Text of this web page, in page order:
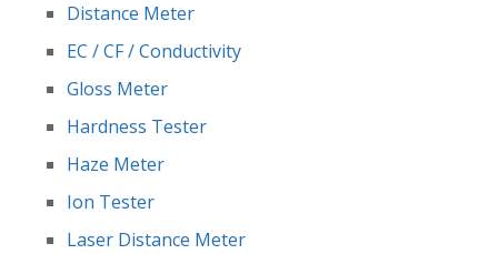
Distance Meter
EC / CF / Conductivity
Gloss Meter
Hardness Tester
Haze Meter
Ion Tester
Laser Distance Meter